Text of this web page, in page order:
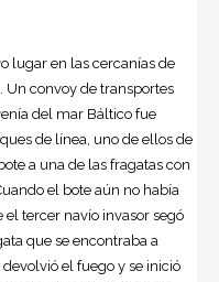
lugar en las cercanías de
Un convoy de transportes
del mar Báltico fue
de línea, uno de ellos de
a una de las fragatas con
el bote aún no había
el tercer navío invasor segó
que se encontraba a
el fuego y se inició